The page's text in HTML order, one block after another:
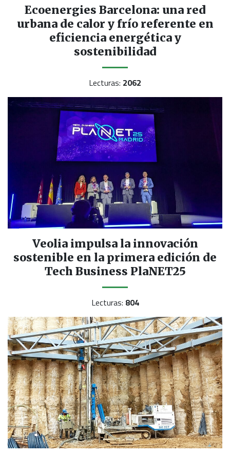
Ecoenergies Barcelona: una red
urbana de calor y frío referente en
eficiencia energética y
sostenibilidad
Lecturas: 2062
Veolia impulsa la innovación
sostenible en la primera edición de
Tech Business PlaNET25
Lecturas: 804